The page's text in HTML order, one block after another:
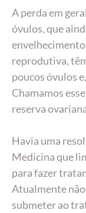
A perda em
óvulos, que
reprodutiva,
poucos óvulos
Chamamos
reserva
Havia uma
Medicina que
para fazer
Atualmente não
submeter ao